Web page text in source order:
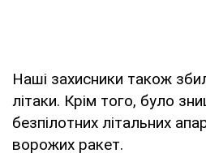
Наші захисники також
літаки. Крім того, було
безпілотних літальних
ворожих ракет.